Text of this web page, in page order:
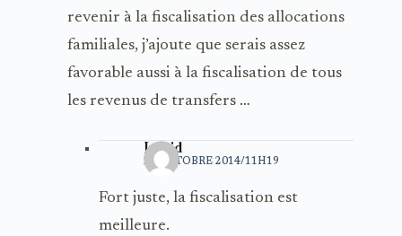
revenir à la fiscalisation des allocations
familiales, j’ajoute que serais assez
favorable aussi à la fiscalisation de tous
les revenus de transfers …
Ingrid
22 OCTOBRE 2014/11H19
Fort juste, la fiscalisation est
meilleure.